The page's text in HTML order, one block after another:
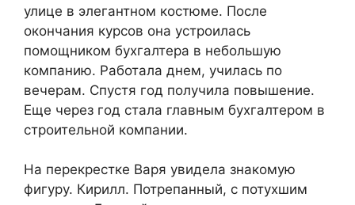
улице в элегантном костюме. После
окончания курсов она устроилась
помощником бухгалтера в небольшую
компанию. Работала днем, училась по
вечерам. Спустя год получила повышение.
Еще через год стала главным бухгалтером в
строительной компании.
На перекрестке Варя увидела знакомую
фигуру. Кирилл. Потрепанный, с потухшим